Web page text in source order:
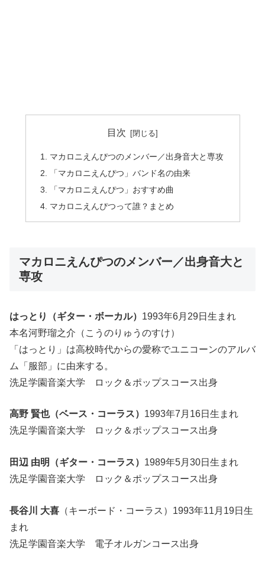
目次
マカロニえんぴつのメンバー／出身音大と専攻
「マカロニえんぴつ」バンド名の由来
「マカロニえんぴつ」おすすめ曲
マカロニえんぴつって誰？まとめ
マカロニえんぴつのメンバー／出身音大と
専攻
はっとり（ギター・ボーカル） 1993年6月29日生まれ
本名河野瑠之介（こうのりゅうのすけ）
「はっとり」は高校時代からの愛称でユニコーンのアルバ
ム「服部」に由来する。
洗足学園音楽大学 ロック＆ポップスコース出身
高野 賢也（ベース・コーラス） 1993年7月16日生まれ
洗足学園音楽大学 ロック＆ポップスコース出身
田辺 由明（ギター・コーラス） 1989年5月30日生まれ
洗足学園音楽大学 ロック＆ポップスコース出身
長谷川 大喜 （キーボード・コーラス）1993年11月19日生
まれ
洗足学園音楽大学 電子オルガンコース出身